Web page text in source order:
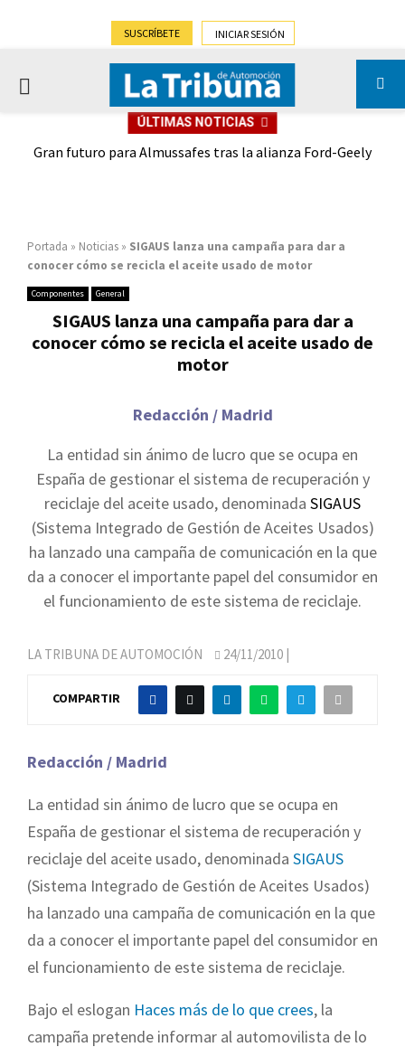
SUSCRÍBETE INICIAR SESIÓN
PRIMARY
ÚLTIMAS NOTICIAS
Gran futuro para Almussafes tras la alianza Ford-Geely
Portada » Noticias » SIGAUS lanza una campaña para dar a
conocer cómo se recicla el aceite usado de motor
Componentes General
SIGAUS lanza una campaña para dar a
conocer cómo se recicla el aceite usado de
motor
Redacción / Madrid
La entidad sin ánimo de lucro que se ocupa en
España de gestionar el sistema de recuperación y
reciclaje del aceite usado, denominada SIGAUS
(Sistema Integrado de Gestión de Aceites Usados)
ha lanzado una campaña de comunicación en la que
da a conocer el importante papel del consumidor en
el funcionamiento de este sistema de reciclaje.
LA TRIBUNA DE AUTOMOCIÓN 24/11/2010 |
COMPARTIR
Redacción / Madrid
La entidad sin ánimo de lucro que se ocupa en
España de gestionar el sistema de recuperación y
reciclaje del aceite usado, denominada SIGAUS
(Sistema Integrado de Gestión de Aceites Usados)
ha lanzado una campaña de comunicación en la que
da a conocer el importante papel del consumidor en
el funcionamiento de este sistema de reciclaje.
Bajo el eslogan Haces más de lo que crees, la
campaña pretende informar al automovilista de lo